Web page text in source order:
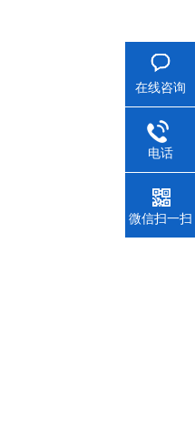
在线咨询
电话
微信扫一扫